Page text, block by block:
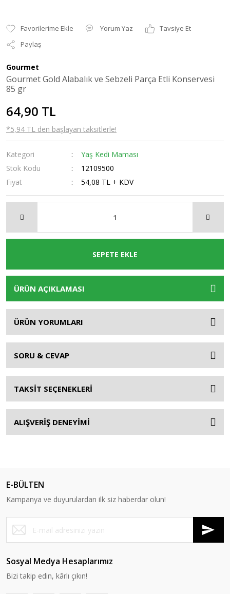
Yorum Yaz
Tavsiye Et
Paylaş
Gourmet
Gourmet Gold Alabalık ve Sebzeli Parça Etli Konservesi
85 gr
64,90 TL
*5,94 TL den başlayan taksitlerle!
Kategori
Yaş Kedi Maması
Stok Kodu
12109500
Fiyat
54,08 TL + KDV
SEPETE EKLE
ÜRÜN AÇIKLAMASI
ÜRÜN YORUMLARI
SORU & CEVAP
TAKSİT SEÇENEKLERİ
ALIŞVERİŞ DENEYİMİ
E-BÜLTEN
Kampanya ve duyurulardan ilk siz haberdar olun!
Sosyal Medya Hesaplarımız
Bizi takip edin, kârlı çıkın!